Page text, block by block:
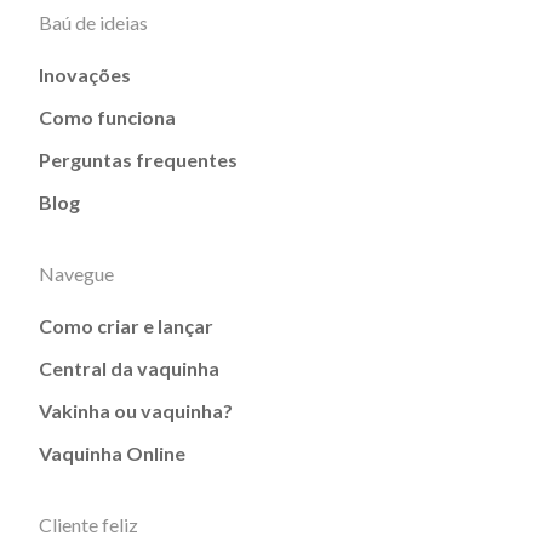
Baú de ideias
Inovações
Como funciona
Perguntas frequentes
Blog
Navegue
Como criar e lançar
Central da vaquinha
Vakinha ou vaquinha?
Vaquinha Online
Cliente feliz